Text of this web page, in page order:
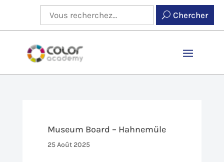
Chercher
Museum Board – Hahnemüle
25 Août 2025